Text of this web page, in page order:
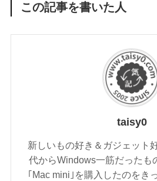
この記事を書いた人
taisy0
新しいもの好き＆ガジェット
代からWindows一筋だったも
｢Mac mini｣を購入したのをき